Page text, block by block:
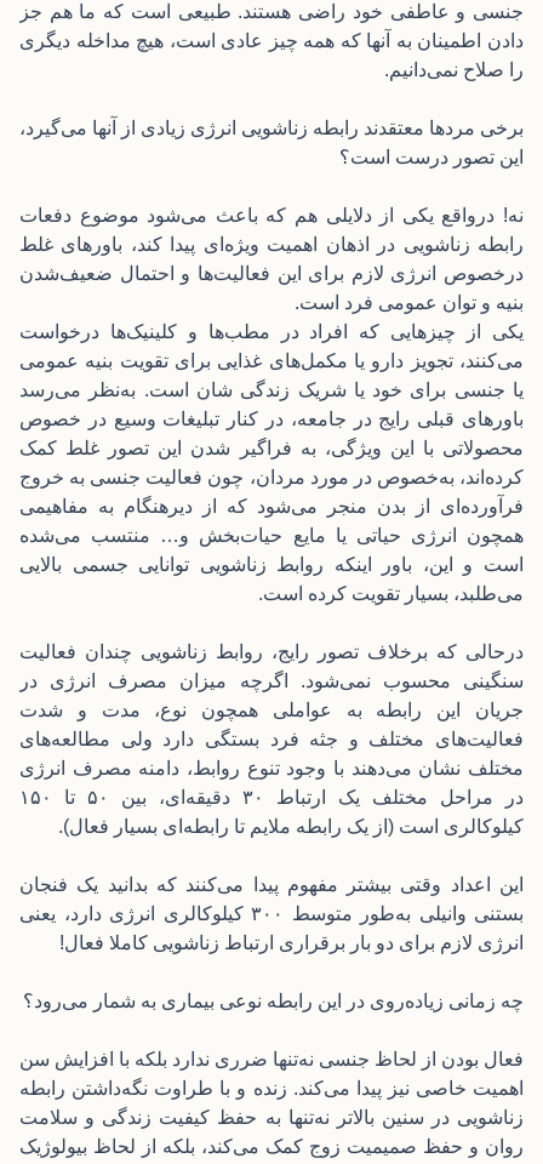
جنسی و عاطفی خود راضی هستند. طبیعی است که ما هم جز
دادن اطمینان به آنها که همه چیز عادی است، هیچ مداخله دیگری
را صلاح نمی‌دانیم.
برخی مردها معتقدند رابطه زناشویی انرژی زیادی از آنها می‌گیرد،
این تصور درست است؟
نه! درواقع یکی از دلایلی هم که باعث می‌شود موضوع دفعات
رابطه زناشویی در اذهان اهمیت ویژه‌ای پیدا کند، باورهای غلط
درخصوص انرژی لازم برای این فعالیت‌ها و احتمال ضعیف‌شدن
بنیه و توان عمومی فرد است.
یکی از چیزهایی که افراد در مطب‌ها و کلینیک‌ها درخواست
می‌کنند، تجویز دارو یا مکمل‌های غذایی برای تقویت بنیه عمومی
یا جنسی برای خود یا شریک زندگی شان است. به‌نظر می‌رسد
باورهای قبلی رایج در جامعه، در کنار تبلیغات وسیع در خصوص
محصولاتی با این ویژگی، به فراگیر شدن این تصور غلط کمک
کرده‌اند، به‌خصوص در مورد مردان، چون فعالیت جنسی به خروج
فرآورده‌ای از بدن منجر می‌شود که از دیرهنگام به مفاهیمی
همچون انرژی حیاتی یا مایع حیات‌بخش و… منتسب می‌شده
است و این، باور اینکه روابط زناشویی توانایی جسمی بالایی
می‌طلبد، بسیار تقویت کرده است.
درحالی که برخلاف تصور رایج، روابط زناشویی چندان فعالیت
سنگینی محسوب نمی‌شود. اگرچه میزان مصرف انرژی در
جریان این رابطه به عواملی همچون نوع، مدت و شدت
فعالیت‌های مختلف و جثه فرد بستگی دارد ولی مطالعه‌های
مختلف نشان می‌دهند با وجود تنوع روابط، دامنه مصرف انرژی
در مراحل مختلف یک ارتباط ۳۰ دقیقه‌ای، بین ۵۰ تا ۱۵۰
کیلوکالری است (از یک رابطه ملایم تا رابطه‌ای بسیار فعال).
این اعداد وقتی بیشتر مفهوم پیدا می‌کنند که بدانید یک فنجان
بستنی وانیلی به‌طور متوسط ۳۰۰ کیلوکالری انرژی دارد، یعنی
انرژی لازم برای دو بار برقراری ارتباط زناشویی کاملا فعال!
چه زمانی زیاده‌روی در این رابطه نوعی بیماری به شمار می‌رود؟
فعال بودن از لحاظ جنسی نه‌تنها ضرری ندارد بلکه با افزایش سن
اهمیت خاصی نیز پیدا می‌کند. زنده و با طراوت نگه‌داشتن رابطه
زناشویی در سنین بالاتر نه‌تنها به حفظ کیفیت زندگی و سلامت
روان و حفظ صمیمیت زوج کمک می‌کند، بلکه از لحاظ بیولوژیک